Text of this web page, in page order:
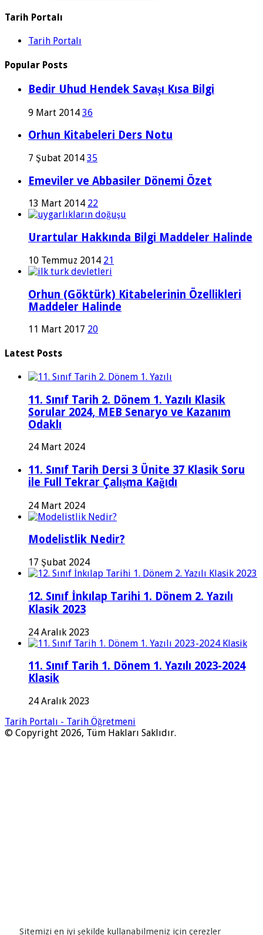
Tarih Portalı
Tarih Portalı
Popular Posts
Bedir Uhud Hendek Savaşı Kısa Bilgi
9 Mart 2014 36
Orhun Kitabeleri Ders Notu
7 Şubat 2014 35
Emeviler ve Abbasiler Dönemi Özet
13 Mart 2014 22
Urartular Hakkında Bilgi Maddeler Halinde
10 Temmuz 2014 21
Orhun (Göktürk) Kitabelerinin Özellikleri
Maddeler Halinde
11 Mart 2017 20
Latest Posts
11. Sınıf Tarih 2. Dönem 1. Yazılı Klasik
Sorular 2024, MEB Senaryo ve Kazanım
Odaklı
24 Mart 2024
11. Sınıf Tarih Dersi 3 Ünite 37 Klasik Soru
ile Full Tekrar Çalışma Kağıdı
24 Mart 2024
Modelistlik Nedir?
17 Şubat 2024
12. Sınıf İnkılap Tarihi 1. Dönem 2. Yazılı
Klasik 2023
24 Aralık 2023
11. Sınıf Tarih 1. Dönem 1. Yazılı 2023-2024
Klasik
24 Aralık 2023
Tarih Portalı - Tarih Öğretmeni
© Copyright 2026, Tüm Hakları Saklıdır.
Sitemizi en iyi şekilde kullanabilmeniz için çerezler